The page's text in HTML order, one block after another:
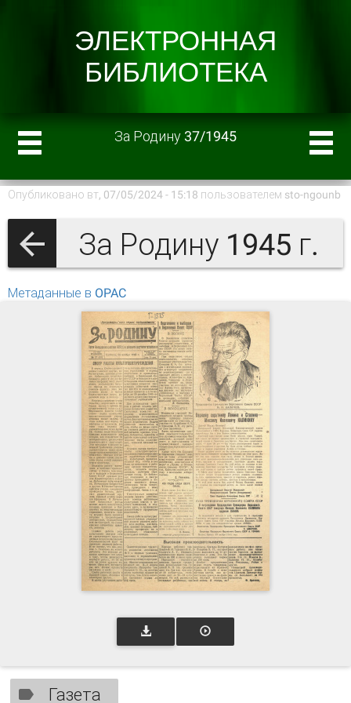
За Родину 37/1945
Опубликовано вт, 07/05/2024 - 15:18 пользователем sto-ngounb
За Родину 1945 г.
Метаданные в OPAC
Газета